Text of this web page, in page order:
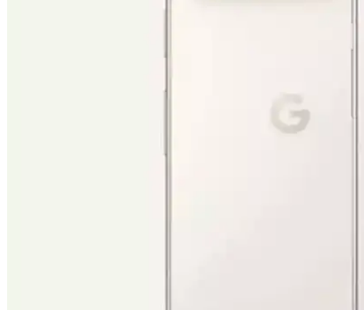
iPhone 16 Pro Max, titanyum tasarımı, 6,9 inç ekran ve
Canon EOS 5D Mark III ile Fotoğrafçılığa
Canon EOS 5D Mark III kamera özellikleri, pozlama üçgeni,
Vivo X300 Ultra ve Akıllı Telefon
Vivo X300 Ultra'nın 400mm Zeiss lensi ve SmallRig iş